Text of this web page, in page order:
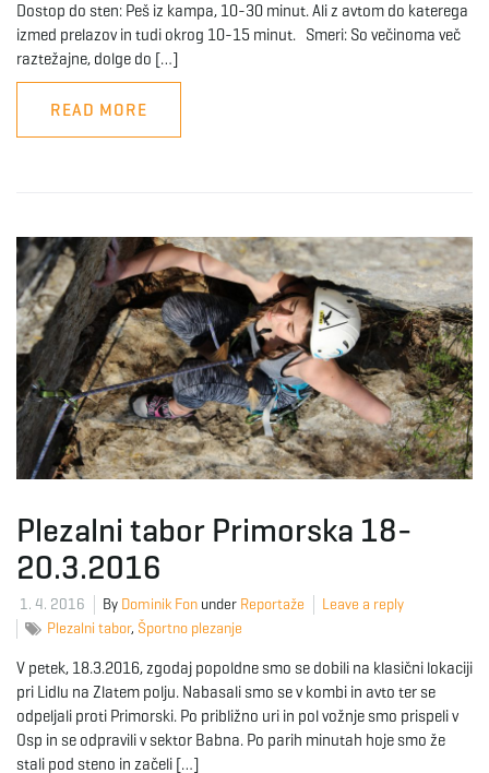
a
g
a
o
Dostop do sten: Peš iz kampa, 10-30 minut. Ali z avtom do katerega
izmed prelazov in tudi okrog 10-15 minut. Smeri: So večinoma več
raztežajne, dolge do […]
READ MORE
Plezalni tabor Primorska 18-
20.3.2016
1. 4. 2016 By Dominik Fon under Reportaže
Leave a reply
Plezalni tabor, Športno plezanje
V petek, 18.3.2016, zgodaj popoldne smo se dobili na klasični lokaciji
pri Lidlu na Zlatem polju. Nabasali smo se v kombi in avto ter se
odpeljali proti Primorski. Po približno uri in pol vožnje smo prispeli v
Osp in se odpravili v sektor Babna. Po parih minutah hoje smo že
stali pod steno in začeli […]